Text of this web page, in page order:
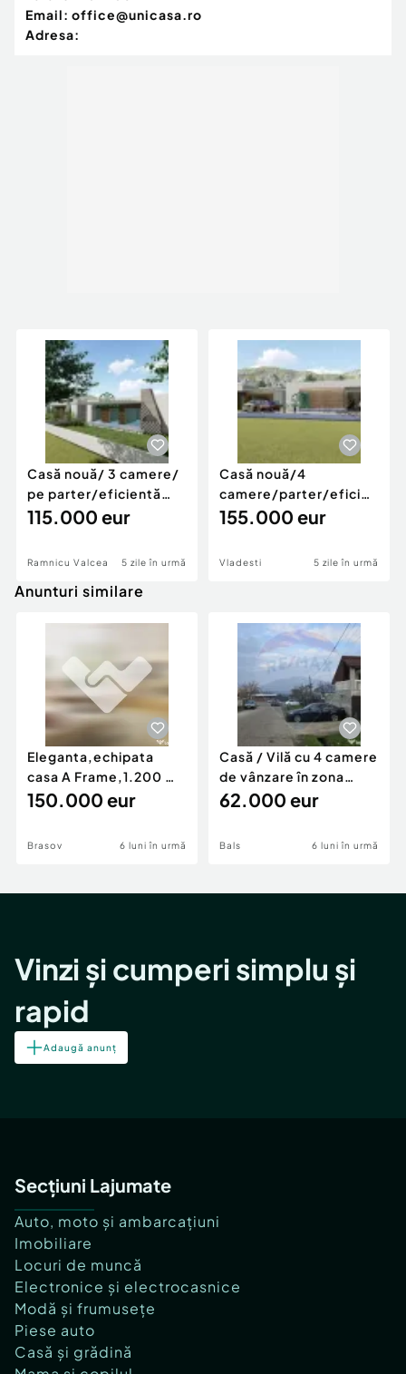
Email: office@unicasa.ro
Adresa:
Casă nouă/ 3 camere/
pe parter/eficientă
energetic/ Vl...
115.000 eur
Ramnicu Valcea 5 zile în urmă
Casă nouă/4
camere/parter/eficientă
energetic/ în Vl?...
155.000 eur
Vladesti 5 zile în urmă
Anunturi similare
Eleganta,echipata
casa A Frame,1.200 mp
teren,deschidere Pia
150.000 eur
Brasov 6 luni în urmă
Casă / Vilă cu 4 camere
de vânzare în zona
Periferie
62.000 eur
Bals 6 luni în urmă
Vinzi și cumperi simplu și
rapid
Adaugă anunț
Secțiuni Lajumate
Auto, moto și ambarcațiuni
Imobiliare
Locuri de muncă
Electronice și electrocasnice
Modă și frumusețe
Piese auto
Casă și grădină